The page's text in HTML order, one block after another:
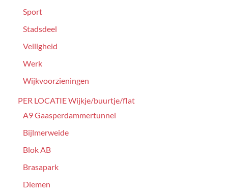
Sport
Stadsdeel
Veiligheid
Werk
Wijkvoorzieningen
PER LOCATIE Wijkje/buurtje/flat
A9 Gaasperdammertunnel
Bijlmerweide
Blok AB
Brasapark
Diemen